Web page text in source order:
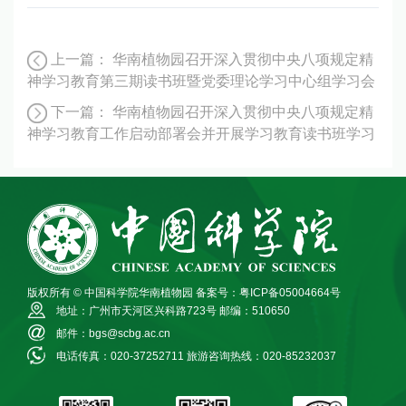
上一篇：
华南植物园召开深入贯彻中央八项规定精
神学习教育第三期读书班暨党委理论学习中心组学习会
下一篇：
华南植物园召开深入贯彻中央八项规定精
神学习教育工作启动部署会并开展学习教育读书班学习
版权所有 © 中国科学院华南植物园 备案号：粤ICP备05004664号
地址：广州市天河区兴科路723号 邮编：510650
邮件：bgs@scbg.ac.cn
电话传真：020-37252711 旅游咨询热线：020-85232037